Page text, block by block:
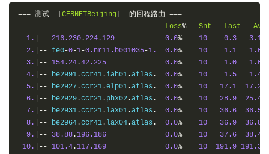
=== 测试 CERNETBeijing 的回程路由 ===
Loss% Snt Last
Avg
1.
|-- 216.230 .224.129 0.0% 10 0.3
3.1
2.
|-- te0-0-1-0.nr11.b001035-1. 0.0% 10 1.1
1.0
3.
|-- 154.24 .42.225 0.0% 10 1.0
1.0
4.
|-- be2991 .ccr41 .iah01 .atlas . 0.0% 10 1.5
1.4
5.
|-- be2927 .ccr21 .elp01 .atlas . 0.0% 10 17.1
17.2
6.
|-- be2929 .ccr21 . phx02 .atlas . 0.0% 10 28.9
25.4
7.
|-- be2931 .ccr21 . lax01 .atlas . 0.0% 10 36.6
36.5
8.
|-- be2964 .ccr41 . lax04 .atlas . 0.0% 10 36.9
36.8
9.
|-- 38.88 . 196.186 0.0% 10 37.6
38.4
10.
|-- 101.4 . 117.169 0.0% 10 191.9 191.3